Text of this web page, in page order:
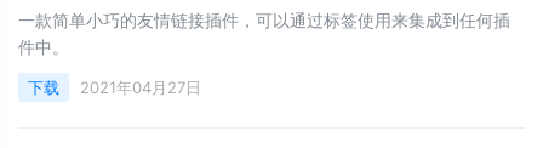
一款简单小巧的友情链接插件，可以通过标签使用来集成到任何插
件中。
下载 2021年04月27日